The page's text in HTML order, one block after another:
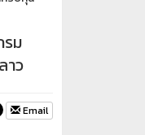
รม
าว
Email